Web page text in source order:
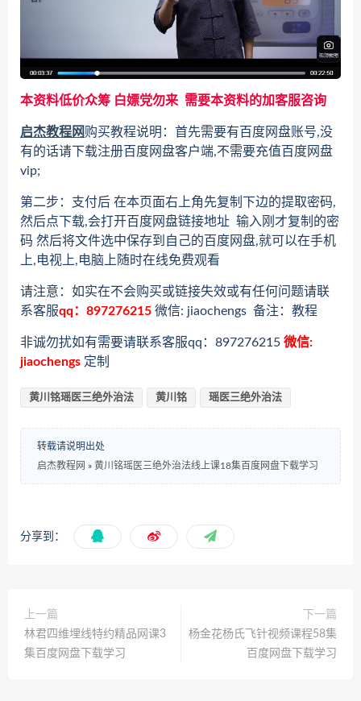
本资料低价众筹 白嫖党勿来 需要本资料的加客服咨询
启杰教程网购买教程说明：首先需要有百度网盘账号,没
有的话请下载注册百度网盘客户端,不需要充值百度网盘
vip;
第二步：支付后 在本页面右上角先复制下边的提取密码,
然后点下载,会打开百度网盘链接地址 输入刚才复制的密
码 然后将文件选中保存到自己的百度网盘,就可以在手机
上,电视上,电脑上随时在线免费观看
请注意：如实在不会购买或链接失效或有任何问题请联
系客服qq：897276215 微信: jiaochengs 备注：教程
非诚勿扰如有需要请联系客服qq：897276215 微信:
jiaochengs 定制
黄川铭瑶医三绝外治法 黄川铭 瑶医三绝外治法
转载请说明出处
启杰教程网 » 黄川铭瑶医三绝外治法线上课18集百度网盘下载学习
分享到：
上一篇
林君四维埋线特约精品网课3
集百度网盘下载学习
下一篇
杨金花杨氏飞针视频课程58集
百度网盘下载学习